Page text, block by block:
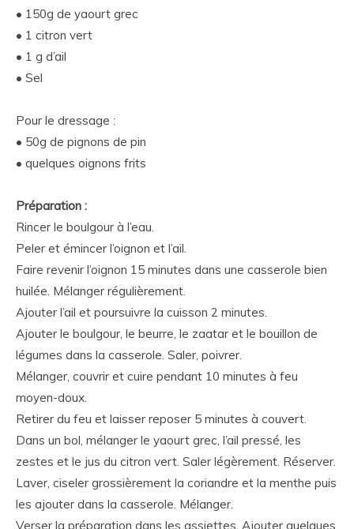
• 150g de yaourt grec
• 1 citron vert
• 1 g d’ail
• Sel
Pour le dressage :
• 50g de pignons de pin
• quelques oignons frits
Préparation :
Rincer le boulgour à l’eau.
Peler et émincer l’oignon et l’ail.
Faire revenir l’oignon 15 minutes dans une casserole bien
huilée. Mélanger régulièrement.
Ajouter l’ail et poursuivre la cuisson 2 minutes.
Ajouter le boulgour, le beurre, le zaatar et le bouillon de
légumes dans la casserole. Saler, poivrer.
Mélanger, couvrir et cuire pendant 10 minutes à feu
moyen-doux.
Retirer du feu et laisser reposer 5 minutes à couvert.
Dans un bol, mélanger le yaourt grec, l’ail pressé, les
zestes et le jus du citron vert. Saler légèrement. Réserver.
Laver, ciseler grossièrement la coriandre et la menthe puis
les ajouter dans la casserole. Mélanger.
Verser la préparation dans les assiettes. Ajouter quelques